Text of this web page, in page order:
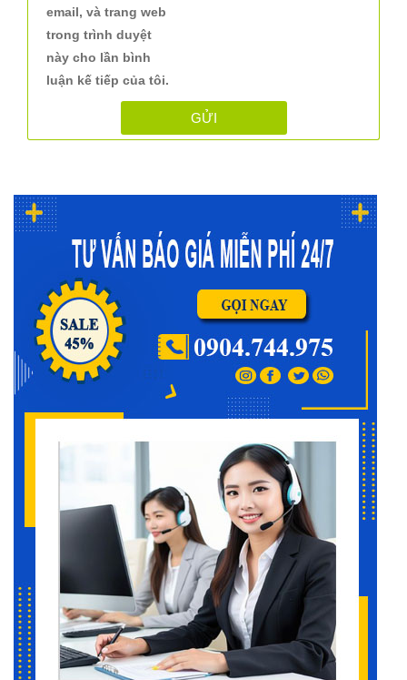
email, và trang web
trong trình duyệt
này cho lần bình
luận kế tiếp của tôi.